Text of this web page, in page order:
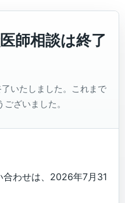
師相談は終了
いたしました。これまで
ざいました。
合わせは、2026年7月31